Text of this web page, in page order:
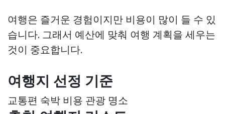
여행은 즐거운 경험이지만 비용이 많이 들 수 있
습니다. 그래서 예산에 맞춰 여행 계획을 세우는
것이 중요합니다.
여행지 선정 기준
교통편 숙박 비용 관광 명소